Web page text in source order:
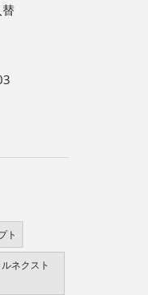
ト
ネクスト